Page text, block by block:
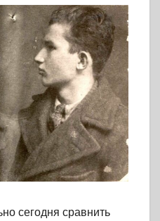
сегодня сравнить